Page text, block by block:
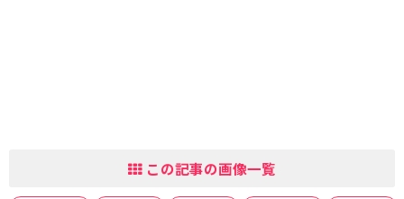
この記事の画像一覧